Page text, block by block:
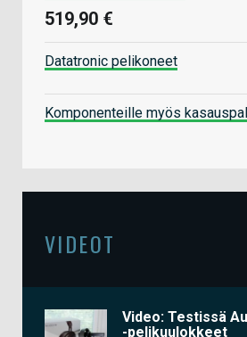
519,90 €
Datatronic pelikoneet
Komponenteille myös
VIDEOT
Video: Testissä
-pelikuulokkeet